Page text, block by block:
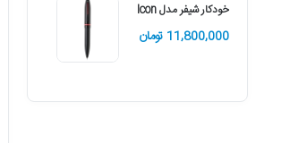
خودکار شیفر مدل Icon
11,800,000 تومان